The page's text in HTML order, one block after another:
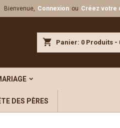
Bienvenue, Connexion ou Créez votre
shopping_cart Panier: 0 Produits -
DES PÈRES